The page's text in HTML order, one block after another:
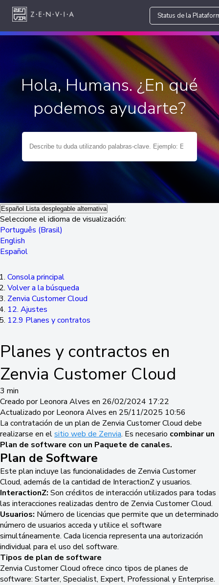
Status de la
Hola, Humans. ¿En qué
podemos ayudarte?
Español Lista desplegable alternativa
Seleccione el idioma de visualización:
Português (Brasil)
English
Español
Consola principal
Volver a la búsqueda
Zenvia Customer Cloud
12. Ajustes
12.9 Planes y contratos
Planes y contractos en
Zenvia Customer Cloud
3 min
Creado por Leonora Alves en 26/02/2024 17:22
Actualizado por Leonora Alves en 25/11/2025 10:56
La contratación de un plan de Zenvia Customer Cloud debe
realizarse en elsitio web de Zenvia. Es necesario combinar un
Plan de software con un Paquete de canales.
Plan de Software
Este plan incluye las funcionalidades de Zenvia Customer
Cloud, además de la cantidad de InteractionZ y usuarios.
InteractionZ: Son créditos de interacción utilizados para todas
las interacciones realizadas dentro de Zenvia Customer Cloud.
Usuarios: Número de licencias que permite que un determinado
número de usuarios acceda y utilice el software
simultáneamente. Cada licencia representa una autorización
individual para el uso del software.
Tipos de plan de software
Zenvia Customer Cloud ofrece cinco tipos de planes de
software: Starter, Specialist, Expert, Professional y Enterprise.